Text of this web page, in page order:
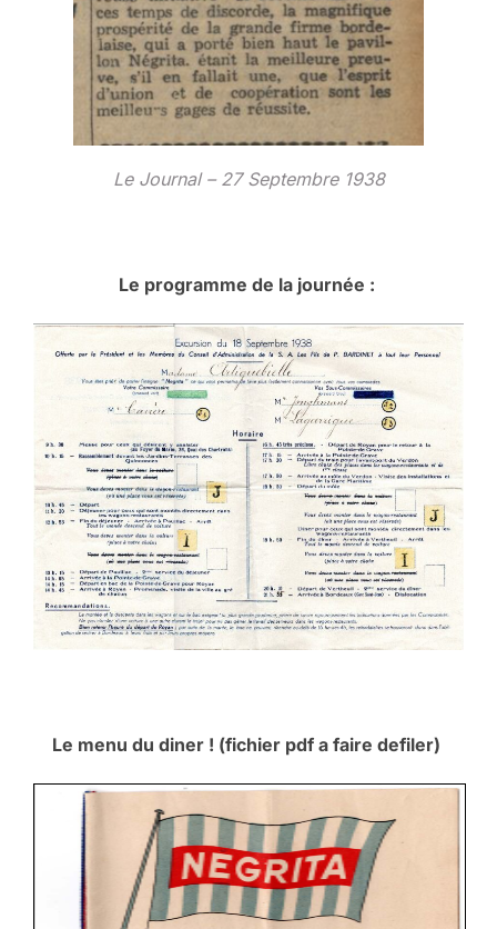
Le Journal – 27 Septembre 1938
Le programme de la journée :
Le menu du diner ! (fichier pdf a faire defiler)